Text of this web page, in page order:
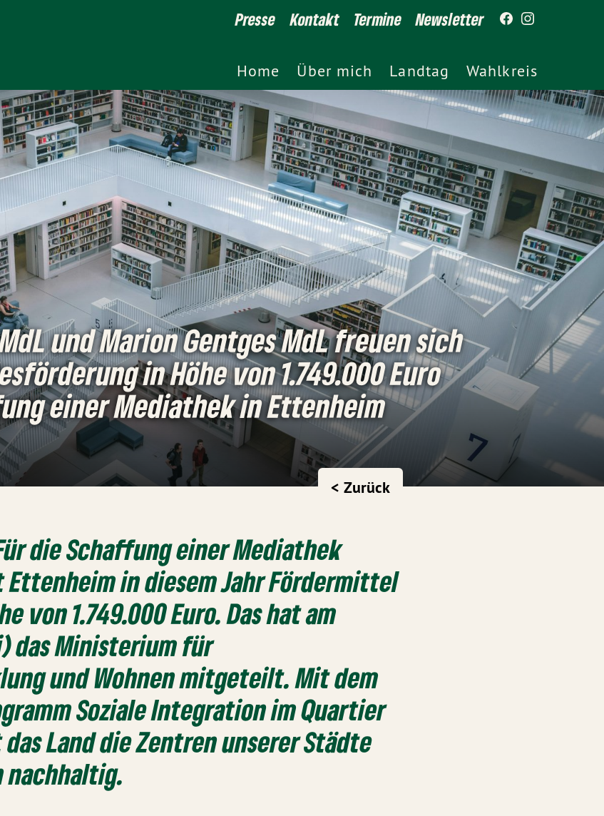
Presse Kontakt Termine Newsletter
Home Über mich Landtag Wahlkreis
und Marion Gentges MdL freuen sich
in Höhe von 1.749.000 Euro
einer Mediathek in Ettenheim
< Zurück
die Schaffung einer Mediathek
in diesem Jahr Fördermittel
von 1.749.000 Euro. Das hat am
das Ministerium für
und Wohnen mitgeteilt. Mit dem
Soziale Integration im Quartier
Land die Zentren unserer Städte
nachhaltig.